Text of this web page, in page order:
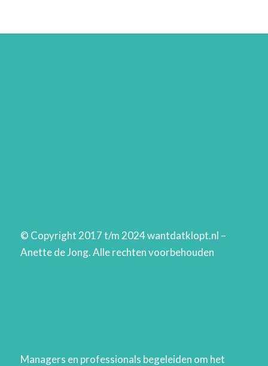
© Copyright 2017 t/m 2024 wantdatklopt.nl –
Anette de Jong. Alle rechten voorbehouden
Managers en professionals begeleiden om het